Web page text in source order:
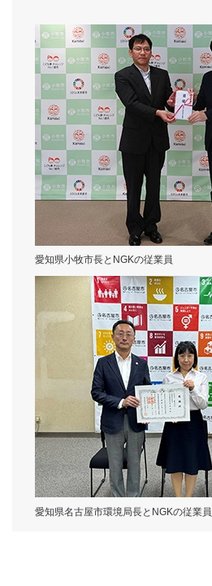
愛知県小牧市長とNGKの従業員
愛知県名古屋市環境局長とNGKの従業員